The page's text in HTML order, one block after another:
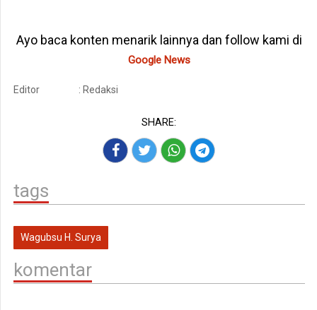
Ayo baca konten menarik lainnya dan follow kami di
Google News
Editor : Redaksi
SHARE:
tags
Wagubsu H. Surya
komentar